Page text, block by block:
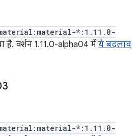
*:1.11.0-
है. वर्शन 1.11.0-alpha04 में ये बदलाव
*:1.11.0-